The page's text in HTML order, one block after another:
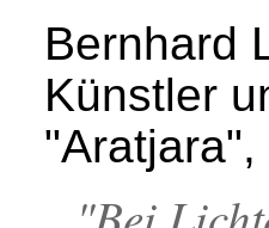
Bernhard
Künstler